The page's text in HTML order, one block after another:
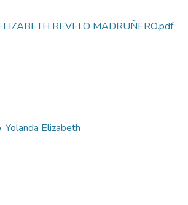
REVELO MADRUÑERO.pdf
Yolanda Elizabeth